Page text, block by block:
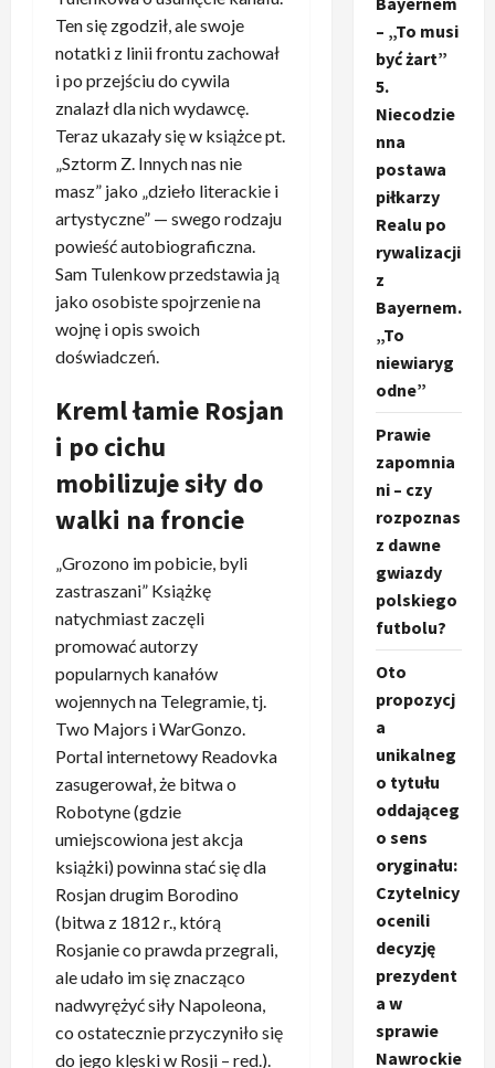
Ten się zgodził, ale swoje
notatki z linii frontu zachował
i po przejściu do cywila
znalazł dla nich wydawcę.
Teraz ukazały się w książce pt.
„Sztorm Z. Innych nas nie
masz” jako „dzieło literackie i
artystyczne” — swego rodzaju
powieść autobiograficzna.
Sam Tulenkow przedstawia ją
jako osobiste spojrzenie na
wojnę i opis swoich
doświadczeń.
Kreml łamie Rosjan
i po cichu
mobilizuje siły do
walki na froncie
„Grozono im pobicie, byli
zastraszani” Książkę
natychmiast zaczęli
promować autorzy
popularnych kanałów
wojennych na Telegramie, tj.
Two Majors i WarGonzo.
Portal internetowy Readovka
zasugerował, że bitwa o
Robotyne (gdzie
umiejscowiona jest akcja
książki) powinna stać się dla
Rosjan drugim Borodino
(bitwa z 1812 r., którą
Rosjanie co prawda przegrali,
ale udało im się znacząco
nadwyrężyć siły Napoleona,
co ostatecznie przyczyniło się
do jego klęski w Rosji – red.).
– „To musi
być żart”
5.
Niecodzie
nna
postawa
piłkarzy
Realu po
rywalizacji
z
Bayernem.
„To
niewiaryg
odne”
Prawie
zapomnia
ni – czy
rozpoznas
z dawne
gwiazdy
polskiego
futbolu?
Oto
propozycj
a
unikalneg
o tytułu
oddająceg
o sens
oryginału:
Czytelnicy
ocenili
decyzję
prezydent
a w
sprawie
Nawrockie